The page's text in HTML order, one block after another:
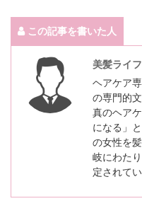
この記事を書いた人
美髪ライ
ヘアケア
の専門的
真のヘア
になる」
の女性を
岐にわた
定されてい